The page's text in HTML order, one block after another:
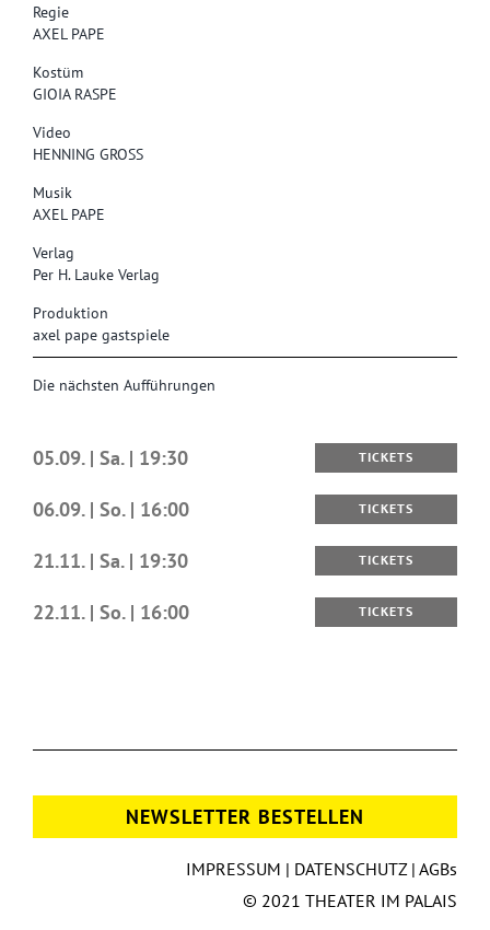
Regie
AXEL PAPE
Kostüm
GIOIA RASPE
Video
HENNING GROSS
Musik
AXEL PAPE
Verlag
Per H. Lauke Verlag
Produktion
axel pape gastspiele
Die nächsten Aufführungen
05.09. | Sa. | 19:30 TICKETS
06.09. | So. | 16:00 TICKETS
21.11. | Sa. | 19:30 TICKETS
22.11. | So. | 16:00 TICKETS
NEWSLETTER BESTELLEN
IMPRESSUM | DATENSCHUTZ|AGBs
© 2021 THEATER IM PALAIS